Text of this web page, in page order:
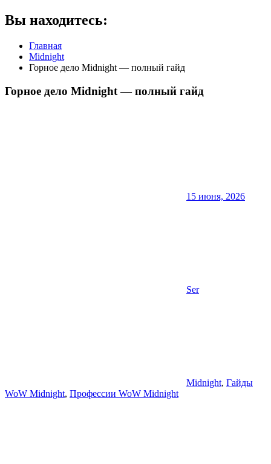
Вы находитесь:
Главная
Midnight
Горное дело Midnight — полный гайд
Горное дело Midnight — полный гайд
15 июня, 2026
Ser
Midnight, Гайды
WoW Midnight, Профессии WoW Midnight